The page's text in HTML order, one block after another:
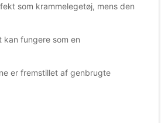
som krammelegetøj, mens den
fungere som en
er fremstillet af genbrugte